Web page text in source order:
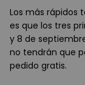
Los más rápidos
es que los tres
y 8 de
no tendrán que
pedido gratis.